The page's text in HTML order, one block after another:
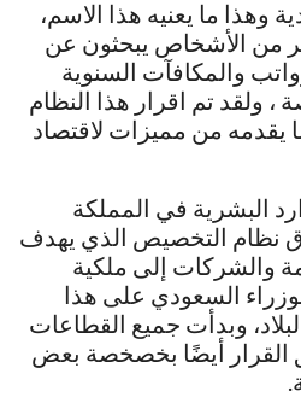
وهذا ما يعنيه هذا الاسم،
من الأشخاص يبحثون عن
والمكافآت السنوية
ولقد تم اقرار هذا النظام
يقدمه من مميزات لاقتصاد
البشرية في المملكة
نظام التخصيص الذي يهدف
والشركات إلى ملكية
السعودي على هذا
وبدأت جميع القطاعات
القرار أيضًا بخصخصة بعض